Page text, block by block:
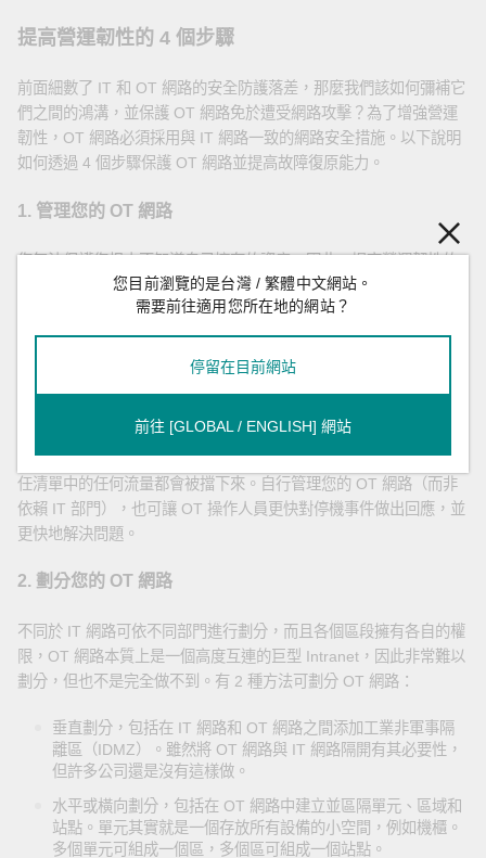
提高營運韌性的 4 個步驟
前面細數了 IT 和 OT 網路的安全防護落差，那麼我們該如何彌補它
們之間的鴻溝，並保護 OT 網路免於遭受網路攻擊？為了增強營運
韌性，OT 網路必須採用與 IT 網路一致的網路安全措施。以下說明
如何透過 4 個步驟保護 OT 網路並提高故障復原能力。
1. 管理您的 OT 網路
您無法保護您根本不知道自己擁有的資產。因此，提高營運韌性的
第一步，就是 OT 操作人員必須和 IT 網路管理員一樣，以完整的可
視性，全面監控網路中的所有內容。您的 OT 網路是否具備所有應
有的功能？您的網路中是否有不該出現的東西？
以便透過埠存取控制或 sticky MAC，來定義哪些 PLC 可連接到網
路。簡單來說，信任清單中的所有流量都可以通過網路，而不在信
任清單中的任何流量都會被擋下來。自行管理您的 OT 網路（而非
依賴 IT 部門），也可讓 OT 操作人員更快對停機事件做出回應，並
更快地解決問題。
2. 劃分您的 OT 網路
不同於 IT 網路可依不同部門進行劃分，而且各個區段擁有各自的權
限，OT 網路本質上是一個高度互連的巨型 Intranet，因此非常難以
劃分，但也不是完全做不到。有 2 種方法可劃分 OT 網路：
垂直劃分，包括在 IT 網路和 OT 網路之間添加工業非軍事隔
離區（IDMZ）。雖然將 OT 網路與 IT 網路隔開有其必要性，
但許多公司還是沒有這樣做。
水平或橫向劃分，包括在 OT 網路中建立並區隔單元、區域和
站點。單元其實就是一個存放所有設備的小空間，例如機櫃。
多個單元可組成一個區，多個區可組成一個站點。
您目前瀏覽的是台灣 / 繁體中文網站。
需要前往適用您所在地的網站？
停留在目前網站
前往 [GLOBAL / ENGLISH] 網站